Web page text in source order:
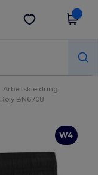
App holen
Arbeitskleidung
Roly BN6708
W4